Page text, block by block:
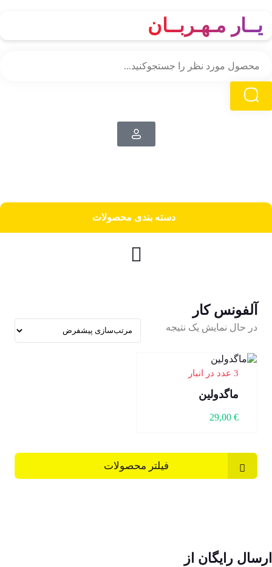
یــار مـهـربــان
دسته‌ بندی محصولات
آلفونس کار
در حال نمایش یک نتیجه
3 عدد در انبار
ماگدولین
29,00 €
فیلتر محصولات
ارسال رایگان از